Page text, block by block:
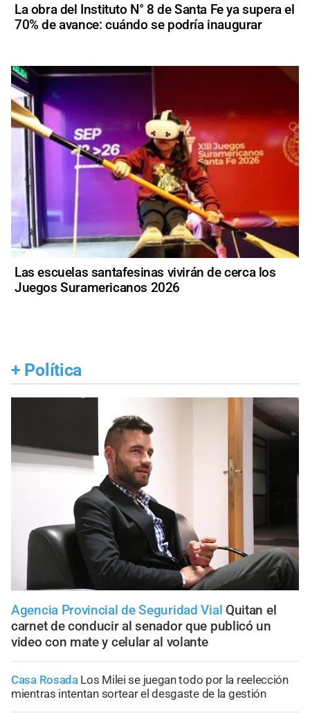
La obra del Instituto N° 8 de Santa Fe ya supera el
70% de avance: cuándo se podría inaugurar
Las escuelas santafesinas vivirán de cerca los
Juegos Suramericanos 2026
+ Política
Agencia Provincial de Seguridad Vial Quitan el
carnet de conducir al senador que publicó un
video con mate y celular al volante
Casa Rosada Los Milei se juegan todo por la reelección
mientras intentan sortear el desgaste de la gestión